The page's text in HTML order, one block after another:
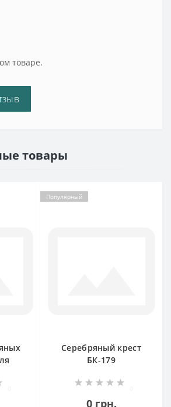
товаре.
товары
Популярный
Серебряный крест
БК-179
0 грн.